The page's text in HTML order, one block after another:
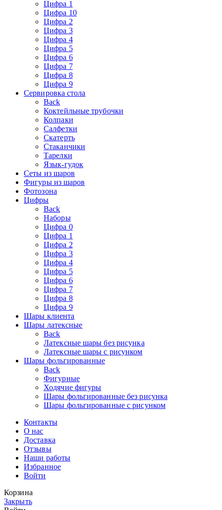
Цифра 1
Цифра 10
Цифра 2
Цифра 3
Цифра 4
Цифра 5
Цифра 6
Цифра 7
Цифра 8
Цифра 9
Сервировка стола
Back
Коктейльные трубочки
Колпаки
Салфетки
Скатерть
Стаканчики
Тарелки
Язык-гудок
Сеты из шаров
Фигуры из шаров
Фотозона
Цифры
Back
Наборы
Цифра 0
Цифра 1
Цифра 2
Цифра 3
Цифра 4
Цифра 5
Цифра 6
Цифра 7
Цифра 8
Цифра 9
Шары клиента
Шары латексные
Back
Латексные шары без рисунка
Латексные шары с рисунком
Шары фольгированные
Back
Фигурные
Ходячие фигуры
Шары фольгированные без рисунка
Шары фольгированные с рисунком
Контакты
О нас
Доставка
Отзывы
Наши работы
Избранное
Войти
Корзина
Закрыть